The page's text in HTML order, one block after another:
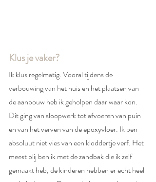
Klus je vaker?
Ik klus regelmatig. Vooral tijdens de
verbouwing van het huis en het plaatsen van
de aanbouw heb ik geholpen daar waar kon.
Dit ging van sloopwerk tot afvoeren van puin
en van het verven van de epoxyvloer. Ik ben
absoluut niet vies van een kloddertje verf. Het
meest blij ben ik met de zandbak die ik zelf
gemaakt heb, de kinderen hebben er echt heel